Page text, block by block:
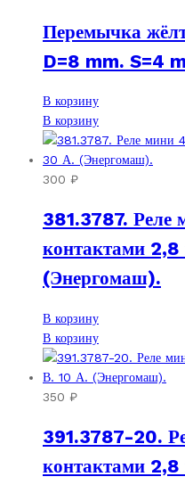
Перемычка
D=8 mm. S=4
В корзину
В корзину
300 ₽
381.3787. Реле
контактами
(Энергомаш).
В корзину
В корзину
350 ₽
391.3787-20.
контактами